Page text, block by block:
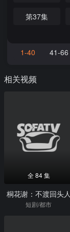
第37集
1-40 41-66
相关视频
全 84 集
桐花谢：不渡回头人
短剧/都市